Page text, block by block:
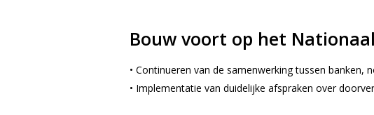
Bouw voort op het
• Continueren van de samenwerking tussen banken,
• Implementatie van duidelijke afspraken over